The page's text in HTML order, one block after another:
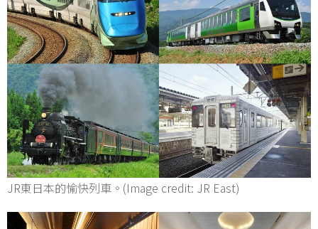
JR東日本的愉快列車。(Image credit: JR East)